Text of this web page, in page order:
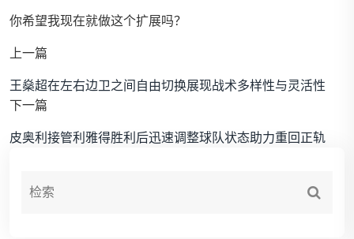
你希望我现在就做这个扩展吗？
上一篇
王燊超在左右边卫之间自由切换展现战术多样性与灵活性
下一篇
皮奥利接管利雅得胜利后迅速调整球队状态助力重回正轨